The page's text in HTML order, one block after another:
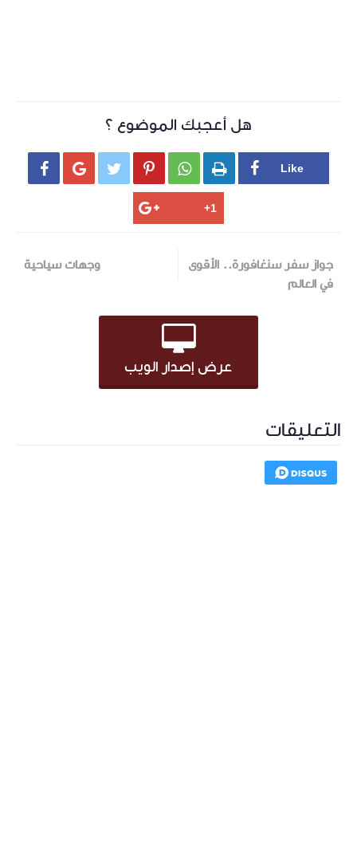
هل أعجبك الموضوع ؟
     
جواز سفر سنغافورة.. الأقوى
في العالم
وجهات سياحية
عرض إصدار الويب
التعليقات